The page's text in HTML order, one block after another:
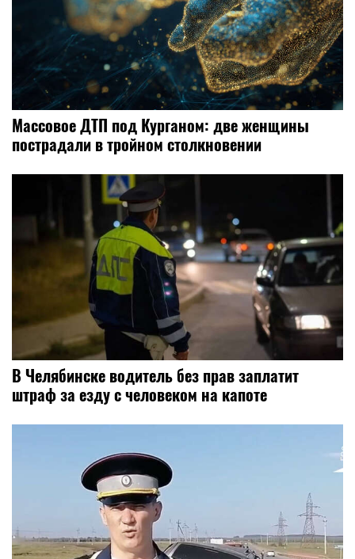
Массовое ДТП под Курганом: две женщины
пострадали в тройном столкновении
В Челябинске водитель без прав заплатит
штраф за езду с человеком на капоте